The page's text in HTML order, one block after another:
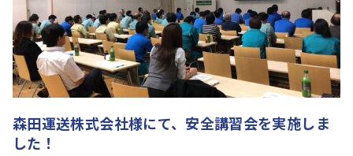
森田運送株式会社様にて、安全講習会を実施しま
した！